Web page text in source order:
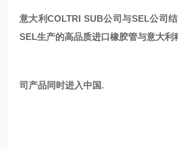
意大利COLTRI SUB公司与SEL公司
SEL生产的高品质进口橡胶管与意大利
司产品同时进入中国.